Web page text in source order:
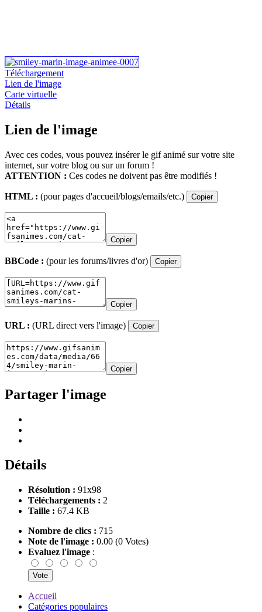
Téléchargement
Lien de l'image
Carte virtuelle
Détails
Lien de l'image
Avec ces codes, vous pouvez insérer le gif animé sur votre site
internet, sur votre blog ou sur un forum !
ATTENTION : Ces codes ne doivent pas être modifiés !
HTML : (pour pages d'accueil/blogs/emails/etc.) Copier
Copier
BBCode : (pour les forums/livres d'or) Copier
Copier
URL : (URL direct vers l'image) Copier
Copier
Partager l'image
Détails
Résolution : 91x98
Téléchargements : 2
Taille : 67.4 KB
Nombre de clics : 715
Note de l'image : 0.00 (0 Votes)
Evaluez l'image :
Accueil
Catégories populaires